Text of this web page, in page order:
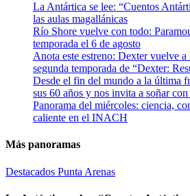
La Antártica se lee: “Cuentos
las aulas magallánicas
Río Shore vuelve con todo:
temporada el 6 de agosto
Anota este estreno: Dexter vuelve
segunda temporada de “Dexter:
Desde el fin del mundo a la última
sus 60 años y nos invita a soñar con
Panorama del miércoles: ciencia,
caliente en el INACH
Más panoramas
Destacados Punta Arenas